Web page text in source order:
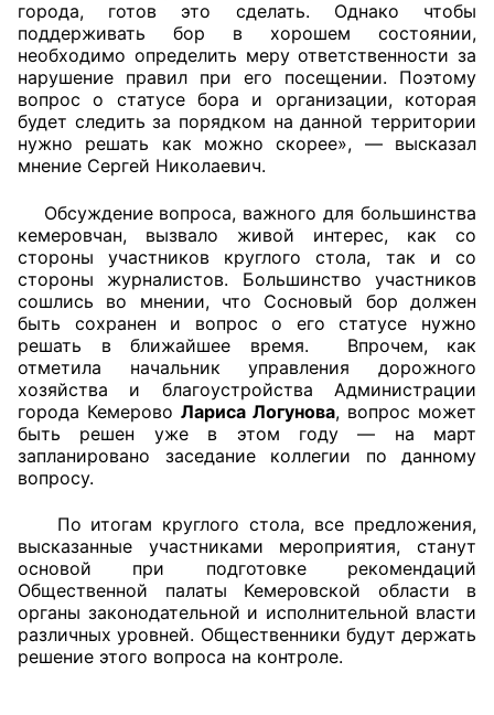
города, готов это сделать. Однако чтобы
поддерживать бор в хорошем состоянии,
необходимо определить меру ответственности за
нарушение правил при его посещении. Поэтому
вопрос о статусе бора и организации, которая
будет следить за порядком на данной территории
нужно решать как можно скорее», — высказал
мнение Сергей Николаевич.
Обсуждение вопроса, важного для большинства
кемеровчан, вызвало живой интерес, как со
стороны участников круглого стола, так и со
стороны журналистов. Большинство участников
сошлись во мнении, что Сосновый бор должен
быть сохранен и вопрос о его статусе нужно
решать в ближайшее время. Впрочем, как
отметила начальник управления дорожного
хозяйства и благоустройства Администрации
города Кемерово Лариса Логунова, вопрос может
быть решен уже в этом году — на март
запланировано заседание коллегии по данному
вопросу.
По итогам круглого стола, все предложения,
высказанные участниками мероприятия, станут
основой при подготовке рекомендаций
Общественной палаты Кемеровской области в
органы законодательной и исполнительной власти
различных уровней. Общественники будут держать
решение этого вопроса на контроле.